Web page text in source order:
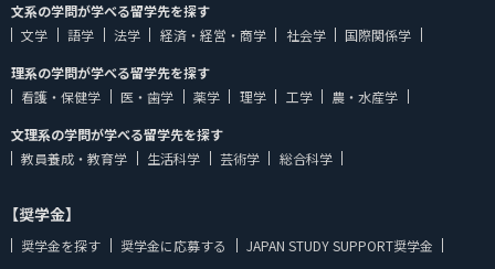
文系の学問が学べる留学先を探す
文学
語学 法学 経済・経営・商学 社会学
国際関係学
理系の学問が学べる留学先を探す
看護・保健学
医・歯学 薬学 理学 工学
農・水産学
文理系の学問が学べる留学先を探す
教員養成・教育学
生活科学 芸術学 総合科学
【奨学金】
奨学金を探す 奨学金に応募する JAPAN STUDY SUPPORT奨学金